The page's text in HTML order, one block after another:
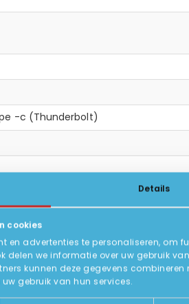
Details
cookies
en advertenties te personaliseren, om
delen we informatie over uw gebruik
kunnen deze gegevens
gebruik van hun services.
-c (Thunderbolt)